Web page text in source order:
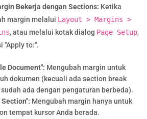
Bekerja dengan Sections: Ketika
margin melalui Layout > Margins >
, atau melalui kotak dialog Page Setup,
"Apply to:".
Document": Mengubah margin untuk
dokumen (kecuali ada section break
ada dengan pengaturan berbeda).
Section": Mengubah margin hanya untuk
tempat kursor Anda berada.